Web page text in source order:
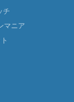
チ
マニア